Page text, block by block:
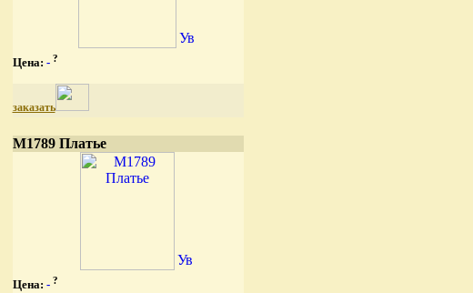
Цена: - ?
заказать
М1789 Платье
Цена: - ?